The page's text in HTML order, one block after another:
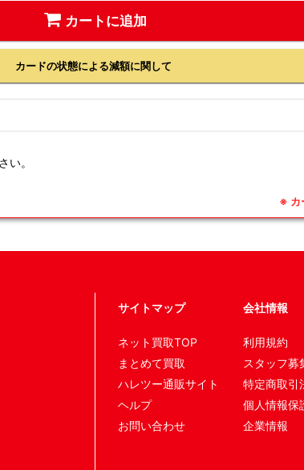
カートに追加
カードの状態による減額に関して
い。
※ カ
サイトマップ
ネット買取TOP
まとめて買取
ハレツー通販サイト
ヘルプ
お問い合わせ
会社情報
利用規約
スタッフ募
特定商取引
個人情報保
企業情報